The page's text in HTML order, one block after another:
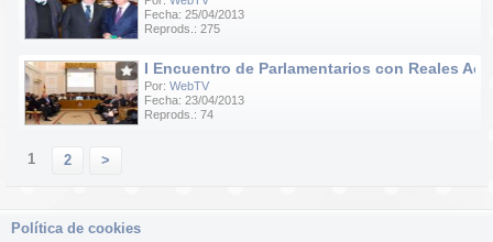
Fecha: 25/04/2013
Reprods.: 275
I Encuentro de Parlamentarios con Reales
Por: WebTV
Fecha: 23/04/2013
Reprods.: 74
1 2 >
Política de cookies